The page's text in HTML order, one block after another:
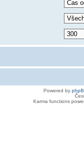
Powered by
Karma functions